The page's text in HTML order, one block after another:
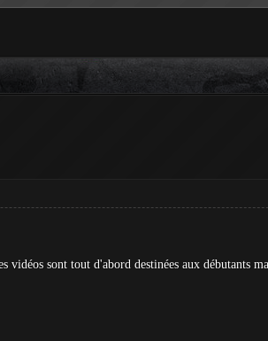
sont tout d'abord destinées aux débutants